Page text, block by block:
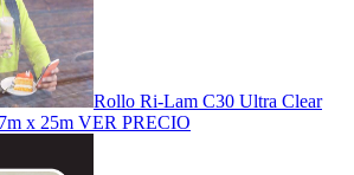
Rollo Ri-Lam C30 Ultra Clear
x 25m VER PRECIO